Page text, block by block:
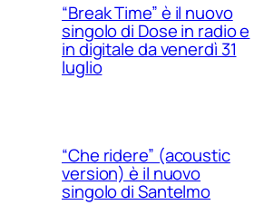
“Break Time” è il nuovo
singolo di Dose in radio e
in digitale da venerdì 31
luglio
“Che ridere” (acoustic
version) è il nuovo
singolo di Santelmo